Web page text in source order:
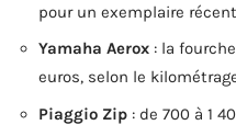
pour un exemplaire
Yamaha Aerox : la
euros, selon le
Piaggio Zip : de 700 à 1